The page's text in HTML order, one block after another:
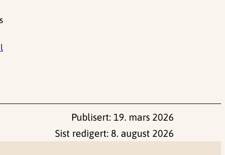
Publisert: 19. mars 2026
Sist redigert: 8. august 2026